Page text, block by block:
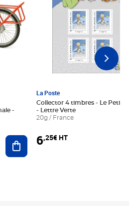
Ajouter au panier
La Poste
Collector 4 timbres - Le Petit
- Lettre Verte
20g / France
6,25€ HT